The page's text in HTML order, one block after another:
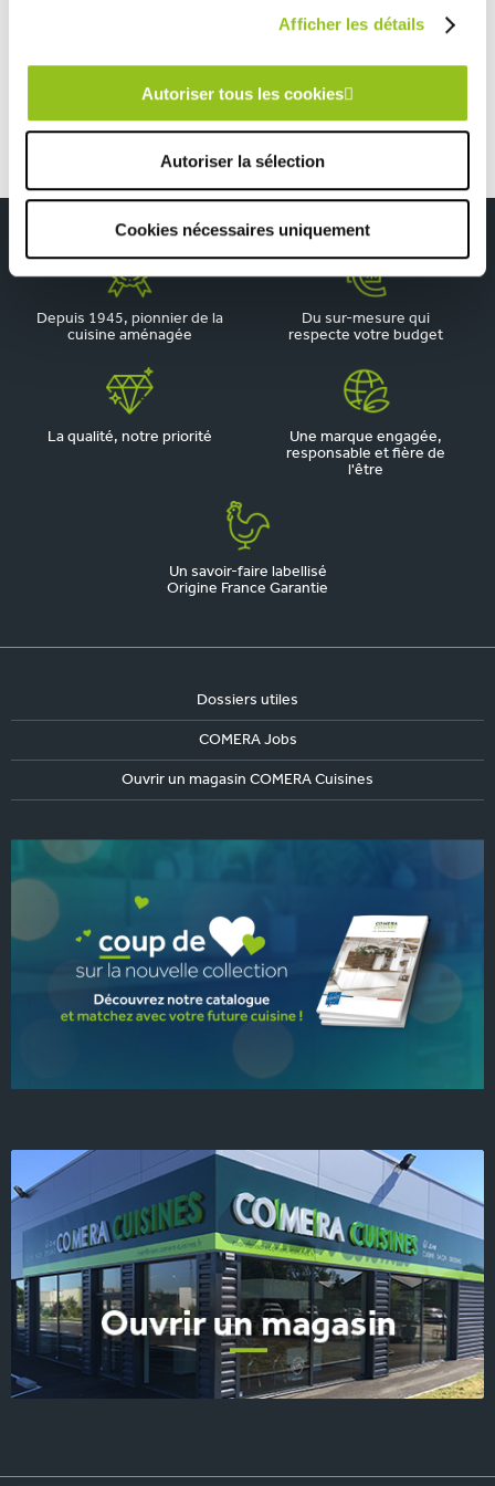
Afficher les détails
Autoriser tous les cookies
Autoriser la sélection
Cookies nécessaires uniquement
Cuisine effet béton au style contemporain
Depuis 1945, pionnier de la
cuisine aménagée
Du sur-mesure qui
respecte votre budget
La qualité, notre priorité
Une marque engagée,
responsable et fière de
l'être
Un savoir-faire labellisé
Origine France Garantie
Dossiers utiles
COMERA Jobs
Ouvrir un magasin COMERA Cuisines